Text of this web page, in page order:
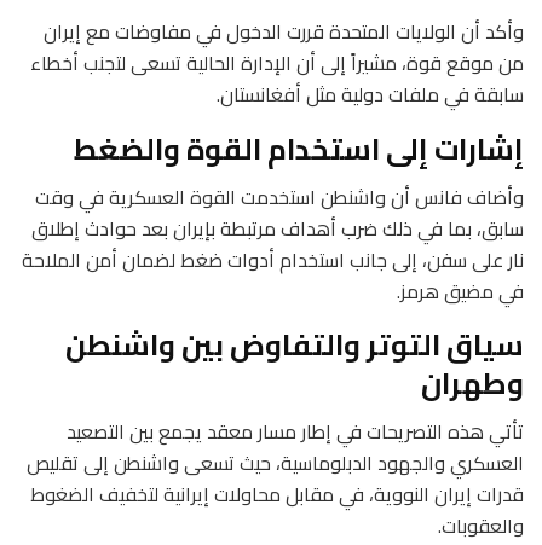
وأكد أن الولايات المتحدة قررت الدخول في مفاوضات مع إيران
من موقع قوة، مشيراً إلى أن الإدارة الحالية تسعى لتجنب أخطاء
سابقة في ملفات دولية مثل أفغانستان.
إشارات إلى استخدام القوة والضغط
وأضاف فانس أن واشنطن استخدمت القوة العسكرية في وقت
سابق، بما في ذلك ضرب أهداف مرتبطة بإيران بعد حوادث إطلاق
نار على سفن، إلى جانب استخدام أدوات ضغط لضمان أمن الملاحة
في مضيق هرمز.
سياق التوتر والتفاوض بين واشنطن
وطهران
تأتي هذه التصريحات في إطار مسار معقد يجمع بين التصعيد
العسكري والجهود الدبلوماسية، حيث تسعى واشنطن إلى تقليص
قدرات إيران النووية، في مقابل محاولات إيرانية لتخفيف الضغوط
والعقوبات.